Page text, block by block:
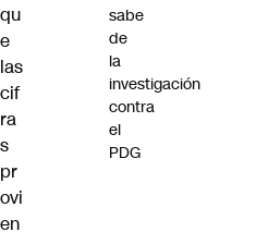
qu
e
las
cif
ra
s
pr
ovi
en
sabe
de
la
investigación
contra
el
PDG